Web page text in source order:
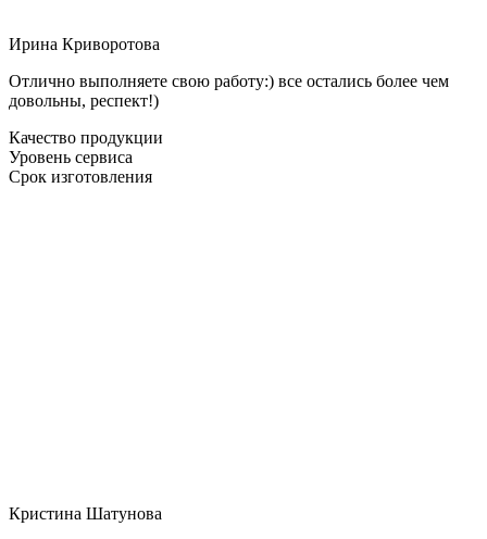
Ирина Криворотова
Отлично выполняете свою работу:) все остались более чем
довольны, респект!)
Качество продукции
Уровень сервиса
Срок изготовления
Кристина Шатунова